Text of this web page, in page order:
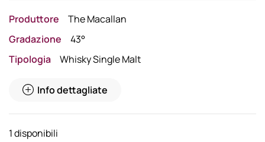
Produttore
The Macallan
Gradazione
43°
Tipologia
Whisky Single Malt
Info dettagliate
1 disponibili